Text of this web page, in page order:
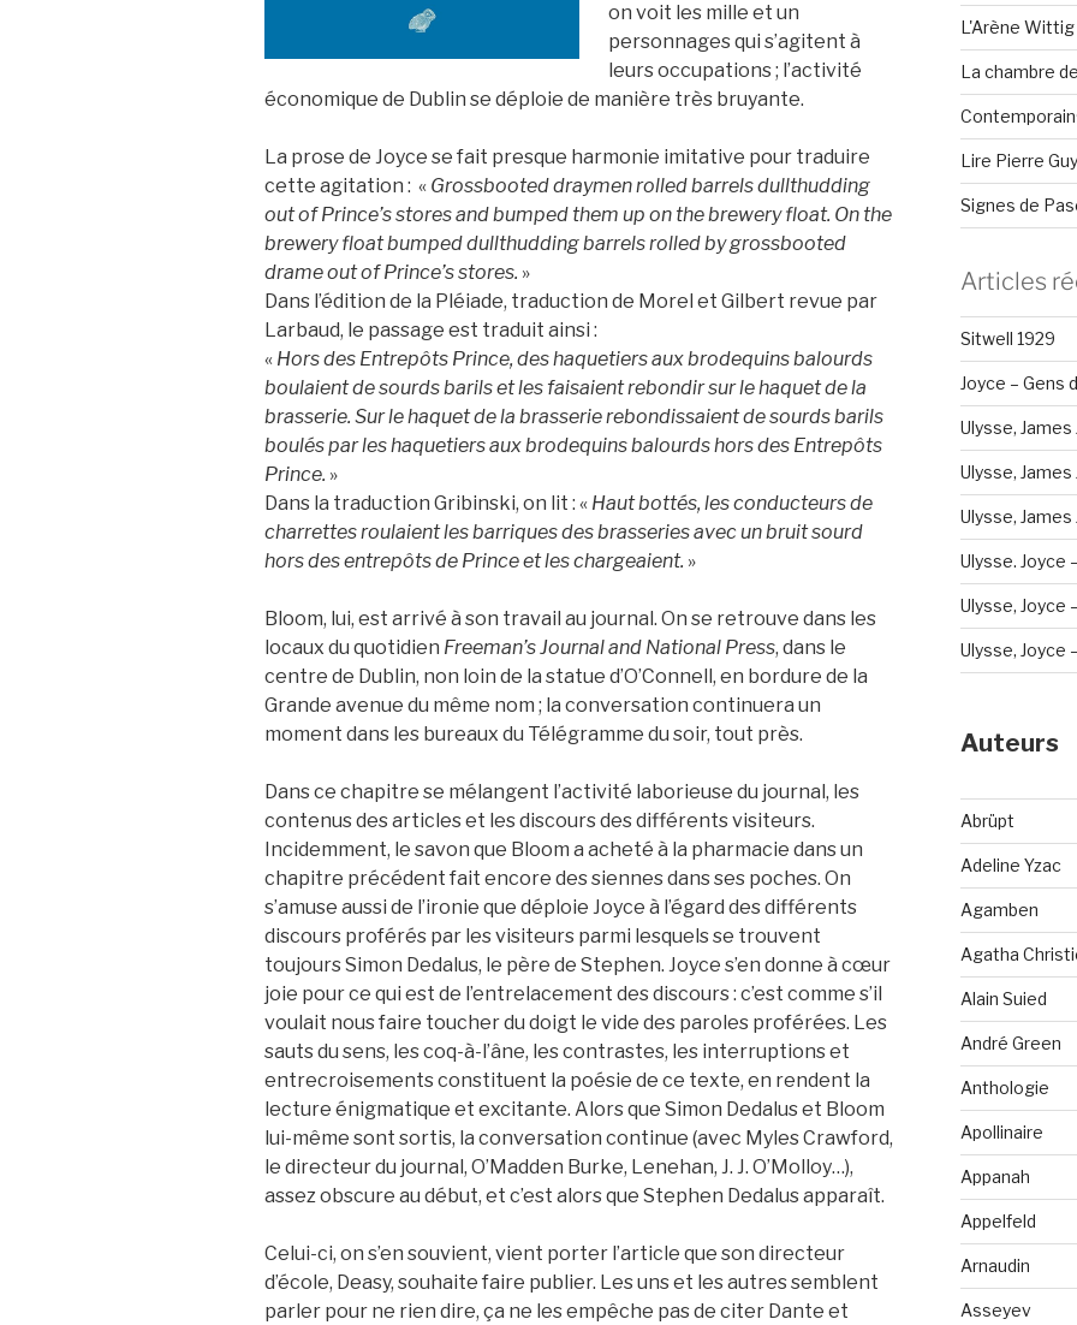
on voit les mille et un
personnages qui s’agitent à
leurs occupations ; l’activité
économique de Dublin se déploie de manière très bruyante.
La prose de Joyce se fait presque harmonie imitative pour traduire
cette agitation : « Grossbooted draymen rolled barrels dullthudding
out of Prince’s stores and bumped them up on the brewery float. On the
brewery float bumped dullthudding barrels rolled by grossbooted
drame out of Prince’s stores. »
Dans l’édition de la Pléiade, traduction de Morel et Gilbert revue par
Larbaud, le passage est traduit ainsi :
« Hors des Entrepôts Prince, des haquetiers aux brodequins balourds
boulaient de sourds barils et les faisaient rebondir sur le haquet de la
brasserie. Sur le haquet de la brasserie rebondissaient de sourds barils
boulés par les haquetiers aux brodequins balourds hors des Entrepôts
Prince. »
Dans la traduction Gribinski, on lit : « Haut bottés, les conducteurs de
charrettes roulaient les barriques des brasseries avec un bruit sourd
hors des entrepôts de Prince et les chargeaient. »
Bloom, lui, est arrivé à son travail au journal. On se retrouve dans les
locaux du quotidien Freeman’s Journal and National Press, dans le
centre de Dublin, non loin de la statue d’O’Connell, en bordure de la
Grande avenue du même nom ; la conversation continuera un
moment dans les bureaux du Télégramme du soir, tout près.
Dans ce chapitre se mélangent l’activité laborieuse du journal, les
contenus des articles et les discours des différents visiteurs.
Incidemment, le savon que Bloom a acheté à la pharmacie dans un
chapitre précédent fait encore des siennes dans ses poches. On
s’amuse aussi de l’ironie que déploie Joyce à l’égard des différents
discours proférés par les visiteurs parmi lesquels se trouvent
toujours Simon Dedalus, le père de Stephen. Joyce s’en donne à cœur
joie pour ce qui est de l’entrelacement des discours : c’est comme s’il
voulait nous faire toucher du doigt le vide des paroles proférées. Les
sauts du sens, les coq-à-l’âne, les contrastes, les interruptions et
entrecroisements constituent la poésie de ce texte, en rendent la
lecture énigmatique et excitante. Alors que Simon Dedalus et Bloom
lui-même sont sortis, la conversation continue (avec Myles Crawford,
le directeur du journal, O’Madden Burke, Lenehan, J. J. O’Molloy…),
assez obscure au début, et c’est alors que Stephen Dedalus apparaît.
Celui-ci, on s’en souvient, vient porter l’article que son directeur
d’école, Deasy, souhaite faire publier. Les uns et les autres semblent
parler pour ne rien dire, ça ne les empêche pas de citer Dante et
L'Arène Wittig
La chambre
Lire Pierre
Signes de
Articles
Sitwell 1929
Joyce – Gens
Ulysse, James
Ulysse, James
Ulysse, James
Ulysse. Joyce
Ulysse, Joyce
Ulysse, Joyce
Auteurs
Abrüpt
Adeline Yzac
Agamben
Agatha
Alain Suied
André Green
Anthologie
Apollinaire
Appanah
Appelfeld
Arnaudin
Asseyev